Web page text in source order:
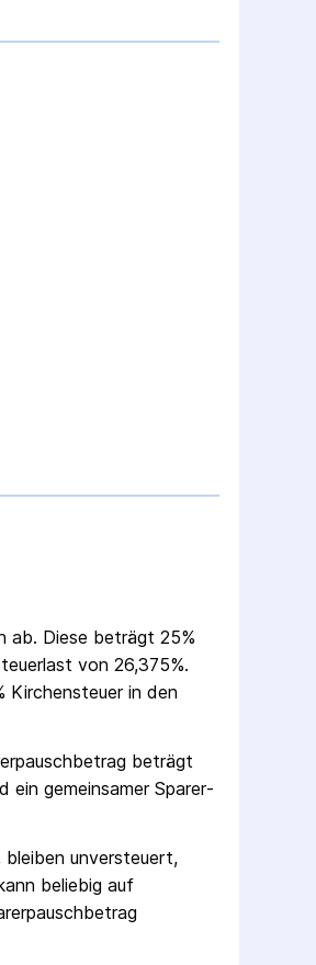
ab. Diese beträgt 25%
von 26,375%.
Kirchensteuer in den
beträgt
ein gemeinsamer Sparer­
bleiben unversteuert,
beliebig auf